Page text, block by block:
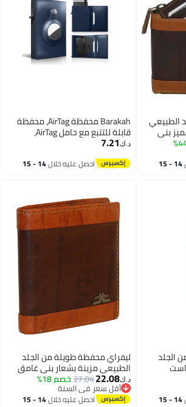
Barakah محفظة AirTag، محفظة
قابلة للتتبع مع حامل AirTag،
محفظة جلدية بسيطة مانعة
للتداخل، محفظة جلدية رفيعة مع
AirTag، للرجال والنساء، محفظة
د.ك‏7.21
احصل عليه خلال 14 - 15
ليفراي محفظة طويلة من الجلد
الطبيعي مزينة بشعار بني غامق
27.04خصم 18%
أقل سعر في السنة
أقل سعر في السنة
احصل عليه خلال 14 - 15